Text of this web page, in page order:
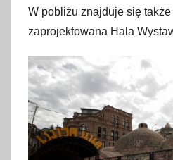
W pobliżu znajduje się
zaprojektowana Hala